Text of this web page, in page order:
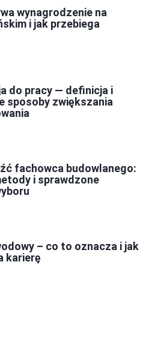
wynagrodzenie na
i jak przebiega
do pracy — definicja i
sposoby zwiększania
fachowca budowlanego:
i sprawdzone
– co to oznacza i jak
karierę